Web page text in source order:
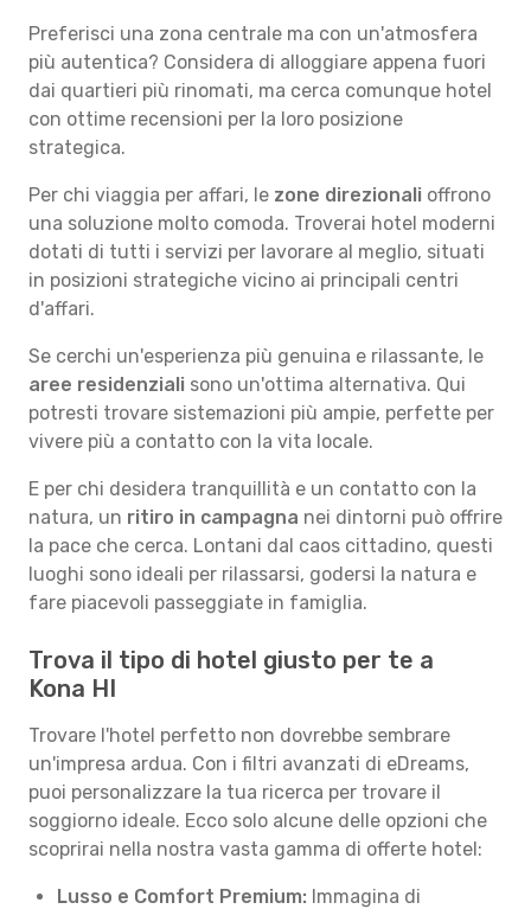
Preferisci una zona centrale ma con un'atmosfera
più autentica? Considera di alloggiare appena fuori
dai quartieri più rinomati, ma cerca comunque hotel
con ottime recensioni per la loro posizione
strategica.
Per chi viaggia per affari, le zone direzionali offrono
una soluzione molto comoda. Troverai hotel moderni
dotati di tutti i servizi per lavorare al meglio, situati
in posizioni strategiche vicino ai principali centri
d'affari.
Se cerchi un'esperienza più genuina e rilassante, le
aree residenziali sono un'ottima alternativa. Qui
potresti trovare sistemazioni più ampie, perfette per
vivere più a contatto con la vita locale.
E per chi desidera tranquillità e un contatto con la
natura, un ritiro in campagna nei dintorni può offrire
la pace che cerca. Lontani dal caos cittadino, questi
luoghi sono ideali per rilassarsi, godersi la natura e
fare piacevoli passeggiate in famiglia.
Trova il tipo di hotel giusto per te a
Kona HI
Trovare l'hotel perfetto non dovrebbe sembrare
un'impresa ardua. Con i filtri avanzati di eDreams,
puoi personalizzare la tua ricerca per trovare il
soggiorno ideale. Ecco solo alcune delle opzioni che
scoprirai nella nostra vasta gamma di offerte hotel:
Lusso e Comfort Premium: Immagina di